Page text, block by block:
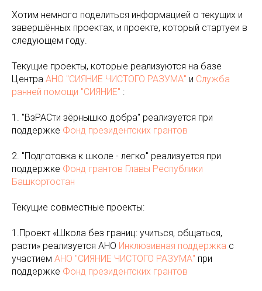
Хотим немного поделиться информацией о текущих и
завершённых проектах, и проекте, который стартуеи в
следующем году.
Текущие проекты, которые реализуются на базе
Центра АНО "СИЯНИЕ ЧИСТОГО РАЗУМА" и Служба
ранней помощи "СИЯНИЕ" :
1. "ВзРАСти зёрнышко добра" реализуется при
поддержке Фонд президентских грантов
2. "Подготовка к школе - легко" реализуется при
поддержке Фонд грантов Главы Республики
Башкортостан
Текущие совместные проекты:
1.Проект «Школа без границ: учиться, общаться,
расти» реализуется АНО Инклюзивная поддержка с
участием АНО "СИЯНИЕ ЧИСТОГО РАЗУМА" при
поддержке Фонд президентских грантов